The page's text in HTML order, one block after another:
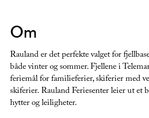
Om
Rauland er det perfekte valget for
både vinter og sommer. Fjellene i
feriemål for familieferier, skiferier med
skiferier. Rauland Feriesenter leier ut et
hytter og leiligheter.